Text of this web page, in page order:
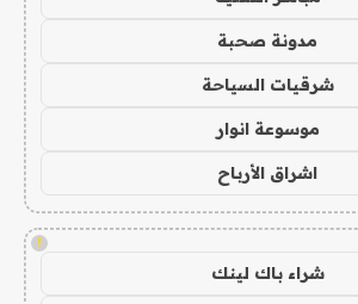
مدونة صحبة
شرقيات السياحة
موسوعة انوار
اشراق الأرباح
!
شراء باك لينك